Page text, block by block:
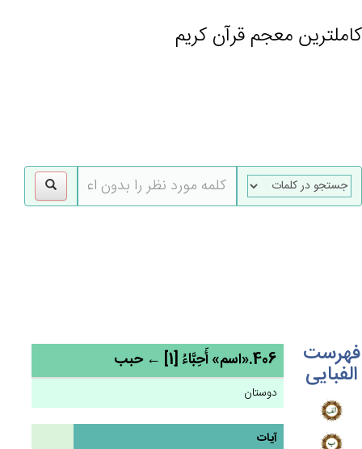
کاملترین معجم قرآن کریم
فهرست
الفبایی 406.«اسم» أَحِبَّاءُ [1] ← حبب
دوستان
آیات